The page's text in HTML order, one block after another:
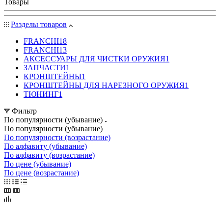
Разделы товаров
FRANCHI18
FRANCHI13
АКСЕССУАРЫ ДЛЯ ЧИСТКИ ОРУЖИЯ1
ЗАПЧАСТИ1
КРОНШТЕЙНЫ1
КРОНШТЕЙНЫ ДЛЯ НАРЕЗНОГО ОРУЖИЯ1
ТЮНИНГ1
Фильтр
По популярности (убывание)
По популярности (убывание)
По популярности (возрастание)
По алфавиту (убывание)
По алфавиту (возрастание)
По цене (убывание)
По цене (возрастание)